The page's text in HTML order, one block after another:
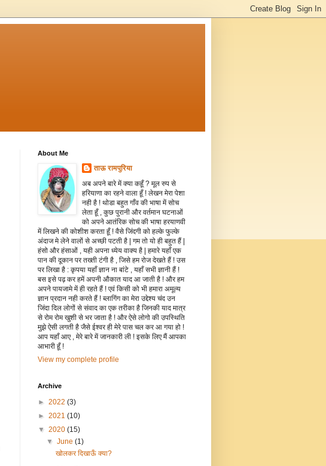
About Me
ताऊ रामपुरिया
अब अपने बारे में क्या कहूँ ? मूल रुप से
हरियाणा का रहने वाला हूँ ! लेखन मेरा पेशा
नही है ! थोडा बहुत गाँव की भाषा में सोच
लेता हूँ , कुछ पुरानी और वर्तमान घटनाओं
को अपने आतंरिक सोच की भाषा हरयाणवी
में लिखने की कोशीश करता हूँ ! वैसे जिंदगी को हल्के फुल्के
अंदाज मे लेने वालों से अच्छी पटती है | गम तो यो ही बहुत हैं |
हंसो और हंसाओं , यही अपना ध्येय वाक्य है | हमारे यहाँ एक
पान की दूकान पर तख्ती टंगी है , जिसे हम रोज देखते हैं ! उस
पर लिखा है : कृपया यहाँ ज्ञान ना बांटे , यहाँ सभी ज्ञानी हैं !
बस इसे पढ़ कर हमें अपनी औकात याद आ जाती है ! और हम
अपने पायजामे में ही रहते हैं ! एवं किसी को भी हमारा अमूल्य
ज्ञान प्रदान नही करते हैं ! ब्लागिंग का मेरा उद्देश्य चंद उन
जिंदा दिल लोगों से संवाद का एक तरीका है जिनकी याद मात्र
से रोम रोम खुशी से भर जाता है ! और ऐसे लोगो की उपस्थिति
मुझे ऐसी लगती है जैसे ईश्वर ही मेरे पास चल कर आ गया हो !
आप यहाँ आए , मेरे बारे में जानकारी ली ! इसके लिए मैं आपका
आभारी हूँ !
View my complete profile
Archive
► 2022 (3)
► 2021 (10)
▼ 2020 (15)
▼June(1)
खोलकर दिखाऊँ क्या?